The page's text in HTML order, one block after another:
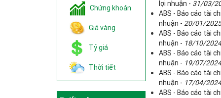
Chứng khoán
Giá vàng
Tỷ giá
Thời tiết
lợi nhuận - 31/03/
ABS - Báo cáo tài
nhuận - 20/01/2025
ABS - Báo cáo tài
nhuận - 18/10/2024
ABS - Báo cáo tài
nhuận - 19/07/2024
ABS - Báo cáo tài
nhuận - 17/04/2024
ABS - Báo cáo tài